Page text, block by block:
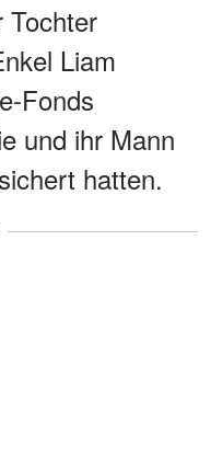
Tochter
Liam
Fonds
und ihr Mann
hatten.